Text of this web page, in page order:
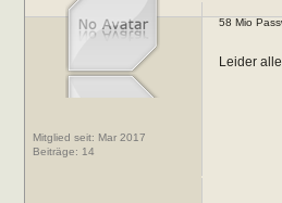
Mitglied seit: Mar 2017
Beiträge: 14
58 Mio
Leider